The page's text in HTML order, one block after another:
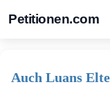
Petitionen.com
Auch Luans